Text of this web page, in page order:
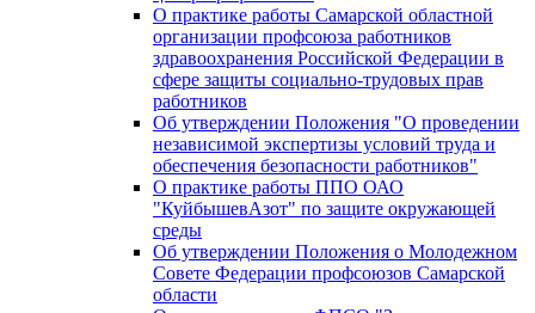
О практике работы Самарской областной
организации профсоюза работников
здравоохранения Российской Федерации в
сфере защиты социально-трудовых прав
работников
Об утверждении Положения "О проведении
независимой экспертизы условий труда и
обеспечения безопасности работников"
О практике работы ППО ОАО
"КуйбышевАзот" по защите окружающей
среды
Об утверждении Положения о Молодежном
Совете Федерации профсоюзов Самарской
области